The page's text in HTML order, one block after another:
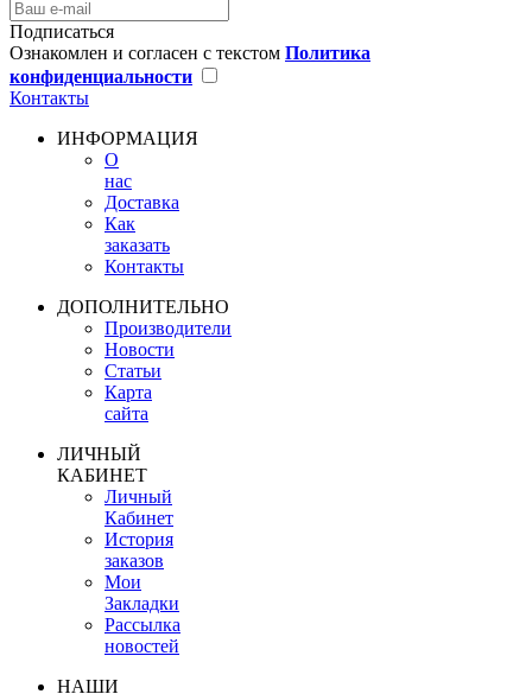
Подписаться
Ознакомлен и согласен с текстом Политика
конфиденциальности
Контакты
ИНФОРМАЦИЯ
О
нас
Доставка
Как
заказать
Контакты
ДОПОЛНИТЕЛЬНО
Производители
Новости
Статьи
Карта
сайта
ЛИЧНЫЙ
КАБИНЕТ
Личный
Кабинет
История
заказов
Мои
Закладки
Рассылка
новостей
НАШИ